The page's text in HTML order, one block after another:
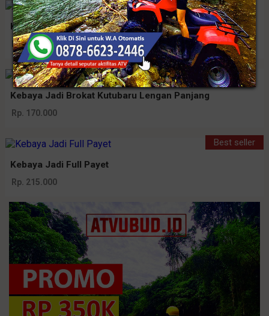
Kebaya Brokat Glosy Lengan Panjang
Rp. 155.000
Kebaya Jadi Brokat Kutubaru Lengan Panjang
Rp. 170.000
Best seller
Kebaya Jadi Full Payet
Rp. 215.000